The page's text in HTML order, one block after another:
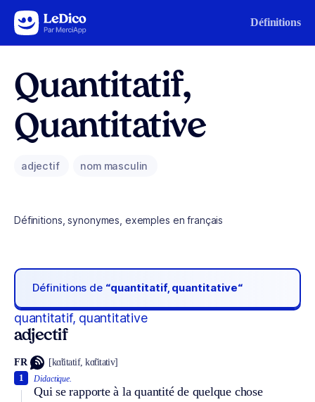
Aller au contenu Définitions
Quantitatif,
Quantitative
adjectif nom masculin
Définitions, synonymes, exemples en français
Définitions de “quantitatif, quantitative“
quantitatif, quantitative
adjectif
FR [kɑ̃titatif, kɑ̃titativ]
Didactique.
Qui se rapporte à la quantité de quelque chose
1